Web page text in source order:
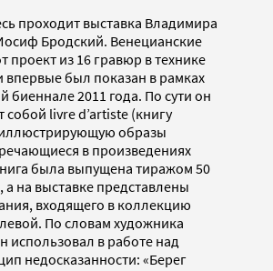
проходит выставка Владимира
Бродский. Венецианские
проект из 16 гравюр в технике
впервые был показан в рамках
биеннале 2011 года. По сути он
собой livre d’artiste (книгу
образы
в произведениях
была выпущена тиражом 50
а на выставке представлены
входящего в коллекцию
По словам художника
использовал в работе над
недосказанности: «Берег